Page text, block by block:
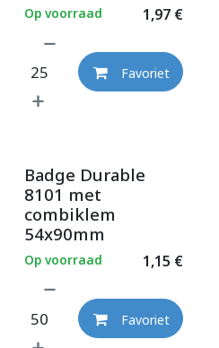
1,97€
Op voorraad
Favoriet
Badge Durable
8101 met
combiklem
54x90mm
1,15 €
Op voorraad
Favoriet